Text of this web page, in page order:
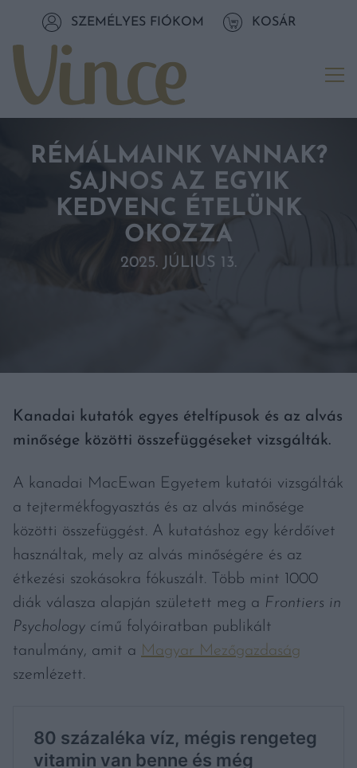
Tovább a tartalomhozSZEMÉLYES FIÓKOM KOSÁR
RÉMÁLMAINK VANNAK?
SAJNOS AZ EGYIK
KEDVENC ÉTELÜNK
OKOZZA
2025. JÚLIUS 13.
Kanadai kutatók egyes ételtípusok és az alvás
minősége közötti összefüggéseket vizsgálták.
A kanadai MacEwan Egyetem kutatói vizsgálták
a tejtermékfogyasztás és az alvás minősége
közötti összefüggést. A kutatáshoz egy kérdőívet
használtak, mely az alvás minőségére és az
étkezési szokásokra fókuszált. Több mint 1000
diák válasza alapján született meg a Frontiers in
Psychology című folyóiratban publikált
tanulmány, amit a Magyar Mezőgazdaság
szemlézett.